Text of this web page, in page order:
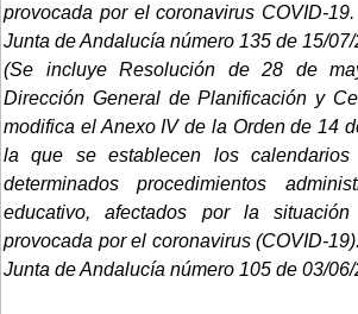
provocada por el coronavirus COVID-19.
Junta de Andalucía número 135 de 15/
(Se incluye Resolución de 28 de
Dirección General de Planificación y
modifica el Anexo IV de la Orden de 14
la que se establecen los
determinados procedimientos
educativo, afectados por la
provocada por el coronavirus (COVID-
Junta de Andalucía número 105 de 03/